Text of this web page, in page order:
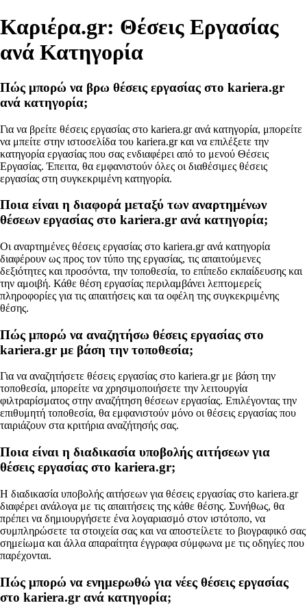
Καριέρα.gr: Θέσεις Εργασίας
ανά Κατηγορία
Πώς μπορώ να βρω θέσεις εργασίας στο kariera.gr
ανά κατηγορία;
Για να βρείτε θέσεις εργασίας στο kariera.gr ανά κατηγορία, μπορείτε
να μπείτε στην ιστοσελίδα του kariera.gr και να επιλέξετε την
κατηγορία εργασίας που σας ενδιαφέρει από το μενού Θέσεις
Εργασίας. Έπειτα, θα εμφανιστούν όλες οι διαθέσιμες θέσεις
εργασίας στη συγκεκριμένη κατηγορία.
Ποια είναι η διαφορά μεταξύ των αναρτημένων
θέσεων εργασίας στο kariera.gr ανά κατηγορία;
Οι αναρτημένες θέσεις εργασίας στο kariera.gr ανά κατηγορία
διαφέρουν ως προς τον τύπο της εργασίας, τις απαιτούμενες
δεξιότητες και προσόντα, την τοποθεσία, το επίπεδο εκπαίδευσης και
την αμοιβή. Κάθε θέση εργασίας περιλαμβάνει λεπτομερείς
πληροφορίες για τις απαιτήσεις και τα οφέλη της συγκεκριμένης
θέσης.
Πώς μπορώ να αναζητήσω θέσεις εργασίας στο
kariera.gr με βάση την τοποθεσία;
Για να αναζητήσετε θέσεις εργασίας στο kariera.gr με βάση την
τοποθεσία, μπορείτε να χρησιμοποιήσετε την λειτουργία
φιλτραρίσματος στην αναζήτηση θέσεων εργασίας. Επιλέγοντας την
επιθυμητή τοποθεσία, θα εμφανιστούν μόνο οι θέσεις εργασίας που
ταιριάζουν στα κριτήρια αναζήτησής σας.
Ποια είναι η διαδικασία υποβολής αιτήσεων για
θέσεις εργασίας στο kariera.gr;
Η διαδικασία υποβολής αιτήσεων για θέσεις εργασίας στο kariera.gr
διαφέρει ανάλογα με τις απαιτήσεις της κάθε θέσης. Συνήθως, θα
πρέπει να δημιουργήσετε ένα λογαριασμό στον ιστότοπο, να
συμπληρώσετε τα στοιχεία σας και να αποστείλετε το βιογραφικό σας
σημείωμα και άλλα απαραίτητα έγγραφα σύμφωνα με τις οδηγίες που
παρέχονται.
Πώς μπορώ να ενημερωθώ για νέες θέσεις εργασίας
στο kariera.gr ανά κατηγορία;